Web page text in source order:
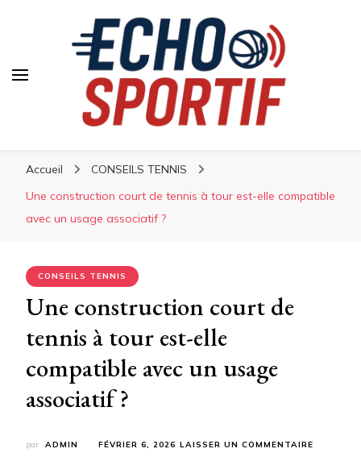
Accueil
CONSEILS TENNIS
Une construction court de tennis à tour est-elle compatible
avec un usage associatif ?
CONSEILS TENNIS
Une construction court de
tennis à tour est-elle
compatible avec un usage
associatif ?
par ADMIN FÉVRIER 6, 2026 LAISSER UN COMMENTAIRE